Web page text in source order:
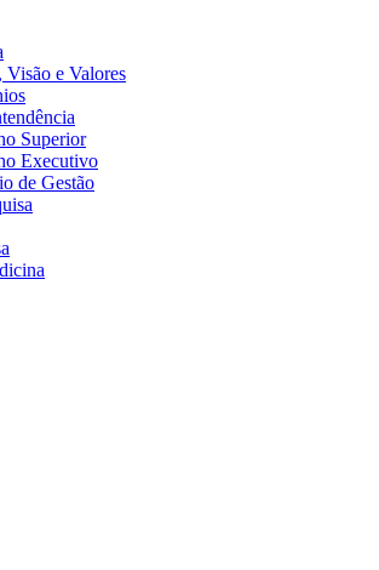
Visão e Valores
Superior
Executivo
de Gestão